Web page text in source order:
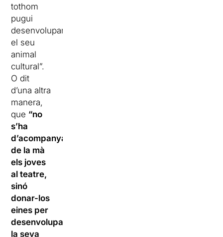
tothom
pugui
desenvolupar
el seu
animal
cultural”.
O dit
d’una altra
manera,
que “no
s’ha
d’acompanyar
de la mà
els joves
al teatre,
sinó
donar-los
eines per
desenvolupar
la seva